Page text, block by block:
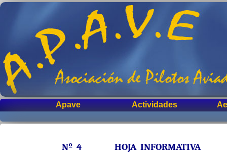
Apave Actividades
Nº 4 HOJA INFORMATIVA